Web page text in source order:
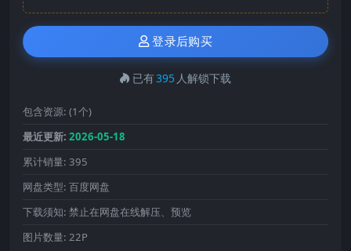
登录后购买
已有395 人解锁下载
包含资源: (1个)
最近更新: 2026-05-18
累计销量: 395
网盘类型: 百度网盘
下载须知: 禁止在网盘在线解压、预览
图片数量: 22P